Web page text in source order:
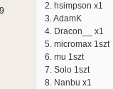
2. hsimpson x1
3. AdamK
4. Dracon__ x1
5. micromax 1szt
6. mu 1szt
7. Solo 1szt
8. Nanbu x1